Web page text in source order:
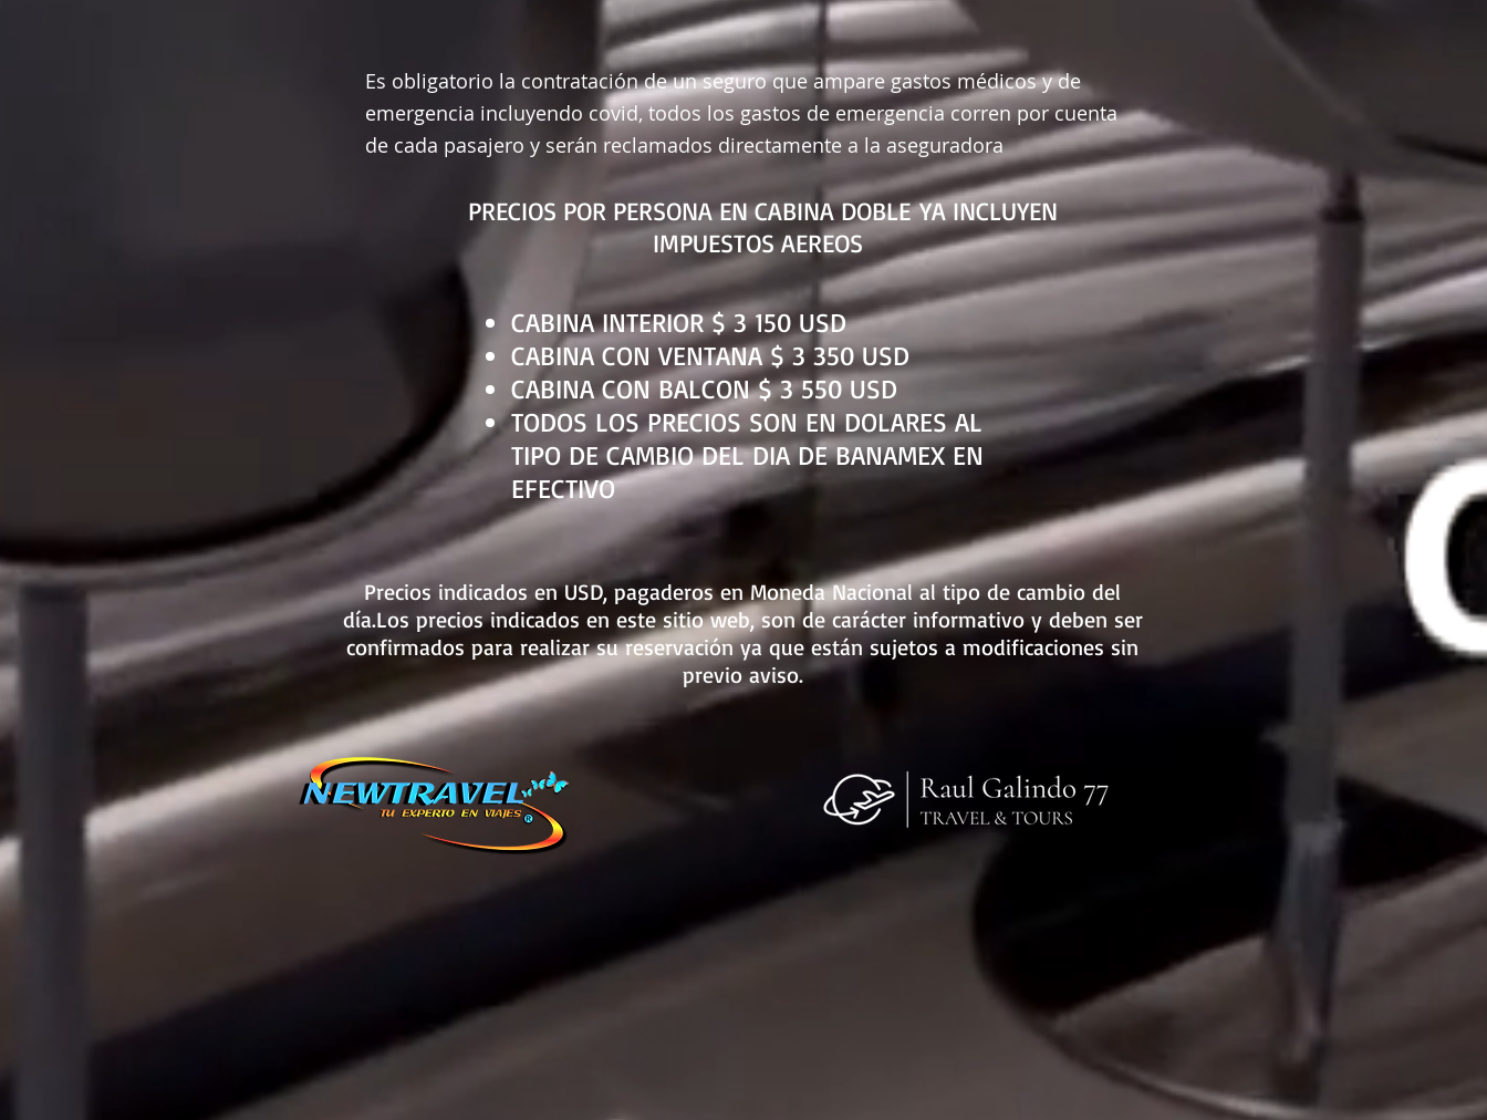
Es obligatorio la contratación de un seguro que ampare gastos médicos y de
emergencia incluyendo covid, todos los gastos de emergencia corren por cuenta
de cada pasajero y serán reclamados directamente a la aseguradora
PRECIOS POR PERSONA EN CABINA DOBLE YA INCLUYEN
IMPUESTOS AEREOS
CABINA INTERIOR $ 3 150 USD
CABINA CON VENTANA $ 3 350 USD
CABINA CON BALCON $ 3 550 USD
TODOS LOS PRECIOS SON EN DOLARES AL
TIPO DE CAMBIO DEL DIA DE BANAMEX EN
EFECTIVO
Precios indicados en USD, pagaderos en Moneda Nacional al tipo de cambio del
día.Los precios indicados en este sitio web, son de carácter informativo y deben ser
confirmados para realizar su reservación ya que están sujetos a modificaciones sin
previo aviso.